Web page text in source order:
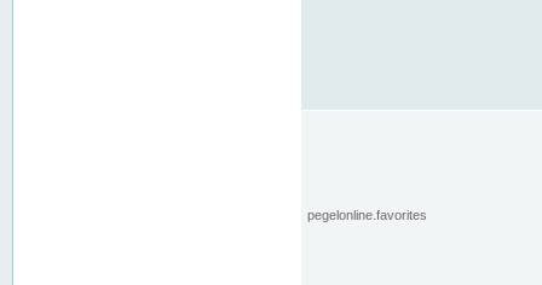
pegelonline.favorites